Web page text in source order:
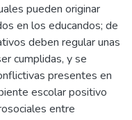
pueden originar
en los educandos; de
deben regular unas
cumplidas, y se
presentes en
escolar positivo
entre